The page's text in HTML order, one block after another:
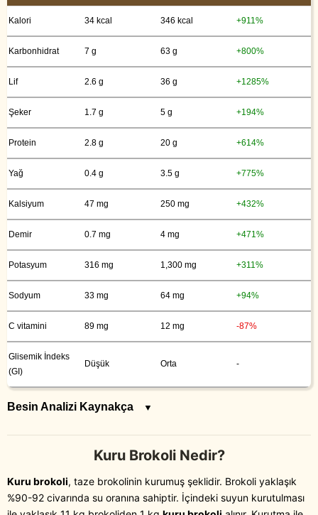
Kalori 34 kcal 346 kcal +911%
Karbonhidrat 7 g 63 g +800%
Lif 2.6 g 36 g +1285%
Şeker 1.7 g 5 g +194%
Protein 2.8 g 20 g +614%
Yağ 0.4 g 3.5 g +775%
Kalsiyum 47 mg 250 mg +432%
Demir 0.7 mg 4 mg +471%
Potasyum 316 mg 1,300 mg +311%
Sodyum 33 mg 64 mg +94%
C vitamini 89 mg 12 mg -87%
Glisemik İndeks
(GI)
Düşük Orta -
Besin Analizi Kaynakça ▼
Kuru Brokoli Nedir?
Kuru brokoli, taze brokolinin kurumuş şeklidir. Brokoli yaklaşık
%90-92 civarında su oranına sahiptir. İçindeki suyun kurutulması